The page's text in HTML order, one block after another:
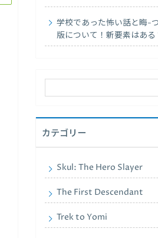
学校であった怖い話と晦-
版について！新要素はある
カテゴリー
Skul: The Hero Slayer
The First Descendant
Trek to Yomi